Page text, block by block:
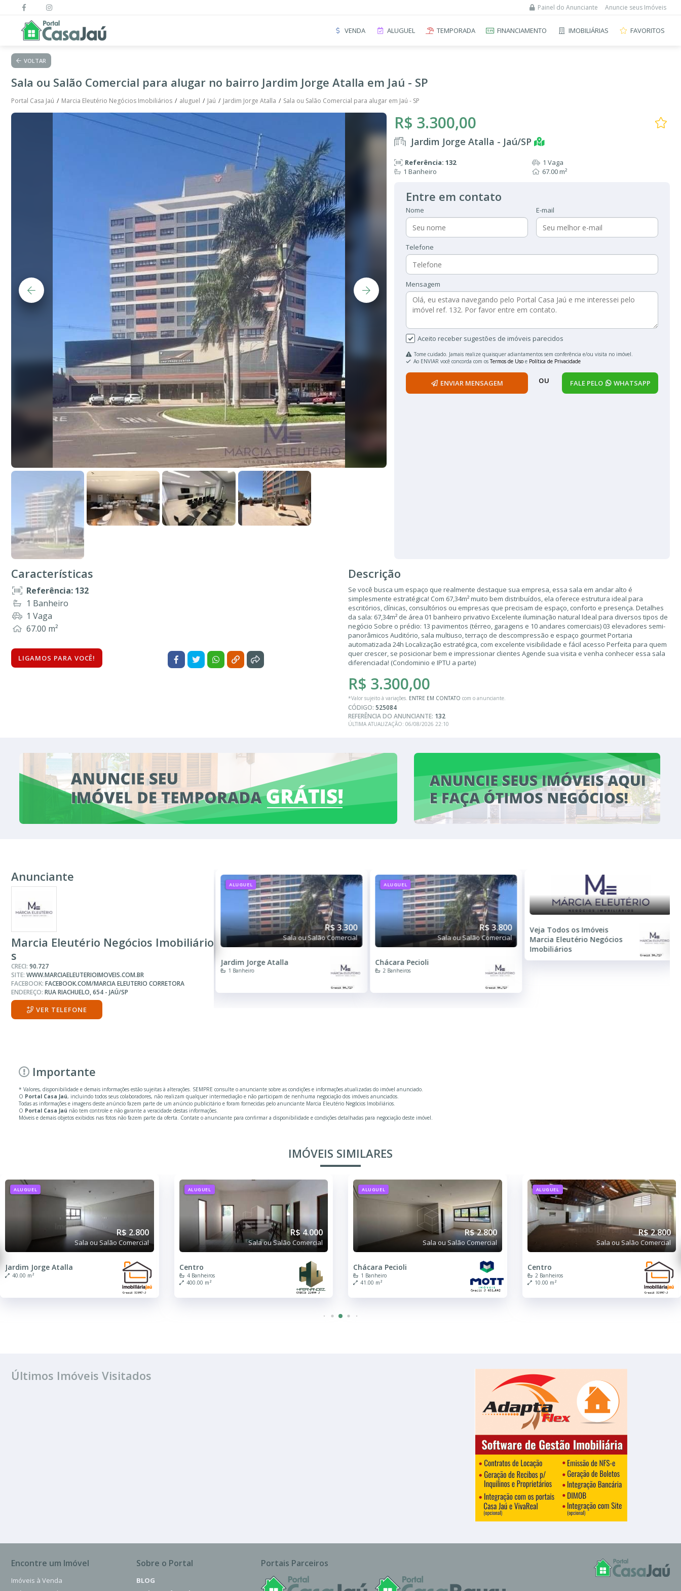
Painel do Anunciante Anuncie seus Imóveis
VENDA ALUGUEL TEMPORADA FINANCIAMENTO IMOBILIÁRIAS FAVORITOS
VOLTAR
Sala ou Salão Comercial para alugar no bairro Jardim Jorge Atalla em Jaú - SP
Portal Casa Jaú Marcia Eleutério Negócios Imobiliários aluguel Jaú Jardim Jorge Atalla Sala ou Salão Comercial para alugar em Jaú - SP
R$ 3.300,00
Jardim Jorge Atalla - Jaú/SP
Referência: 132
1 Banheiro
1 Vaga
67.00 m²
Entre em contato
Nome E-mail
Telefone
Mensagem
Aceito receber sugestões de imóveis parecidos
Tome cuidado. Jamais realize quaisquer adiantamentos sem conferência e/ou visita no imóvel.
Ao ENVIAR você concorda com osTermos de Uso e Política de Privacidade
ENVIAR MENSAGEM OU FALE PELO WHATSAPP
Características
Referência: 132
1 Banheiro
1 Vaga
67.00 m²
LIGAMOS PARA VOCÊ!
Descrição
Se você busca um espaço que realmente destaque sua empresa, essa sala em andar alto é
simplesmente estratégica! Com 67,34m² muito bem distribuídos, ela oferece estrutura ideal para
escritórios, clínicas, consultórios ou empresas que precisam de espaço, conforto e presença. Detalhes
da sala: 67,34m² de área 01 banheiro privativo Excelente iluminação natural Ideal para diversos tipos de
negócio Sobre o prédio: 13 pavimentos (térreo, garagens e 10 andares comerciais) 03 elevadores semi-
panorâmicos Auditório, sala multiuso, terraço de descompressão e espaço gourmet Portaria
automatizada 24h Localização estratégica, com excelente visibilidade e fácil acesso Perfeita para quem
quer crescer, se posicionar bem e impressionar clientes Agende sua visita e venha conhecer essa sala
diferenciada! (Condominio e IPTU a parte)
R$ 3.300,00
*Valor sujeito à variações. ENTRE EM CONTATO com o anunciante.
CÓDIGO: 525084
REFERÊNCIA DO ANUNCIANTE: 132
ÚLTIMA ATUALIZAÇÃO: 06/08/2026 22:10
Anunciante
Marcia Eleutério Negócios Imobiliário
s
CRECI: 90.727
SITE: WWW.MARCIAELEUTERIOIMOVEIS.COM.BR
FACEBOOK: FACEBOOK.COM/MARCIA ELEUTERIO CORRETORA
ENDEREÇO: RUA RIACHUELO, 654 - JAÚ/SP
VER TELEFONE
ALUGUEL
R$ 3.800
Sala ou Salão Comercial
Jardim Alvorada I
3 Quartos
ALUGUEL
R$ 3.300
Sala ou Salão Comercial
Jardim Jorge Atalla
1 Banheiro
Sala ou Salão Comercial
Chácara Pecioli
Importante
* Valores, disponibilidade e demais informações estão sujeitas à alterações. SEMPRE consulte o anunciante sobre as condições e informações atualizadas do imóvel anunciado.
O Portal Casa Jaú, incluindo todos seus colaboradores, não realizam qualquer intermediação e não participam de nenhuma negociação dos imóveis anunciados.
Todas as informações e imagens deste anúncio fazem parte de um anúncio publicitário e foram fornecidas pelo anunciante Marcia Eleutério Negócios Imobiliários.
O Portal Casa Jaú não tem controle e não garante a veracidade destas informações.
Móveis e demais objetos exibidos nas fotos não fazem parte da oferta. Contate o anunciante para confirmar a disponibilidade e condições detalhadas para negociação deste imóvel.
IMÓVEIS SIMILARES
ALUGUEL
R$ 4.000
Sala ou Salão Comercial
Centro
4 Banheiros
ALUGUEL
R$ 2.800
Sala ou Salão Comercial
Chácara Pecioli
1 Banheiro
41.00 m²
ALUGUEL
R$ 2.800
Sala ou Salão Comercial
Centro
2 Banheiros
10.00 m²
ALUGUEL
R$ 2.750
Sala ou Salão Comercial
Vila Maria
Últimos Imóveis Visitados
Encontre um Imóvel
Imóveis à Venda
Sobre o Portal
BLOG
Portais Parceiros